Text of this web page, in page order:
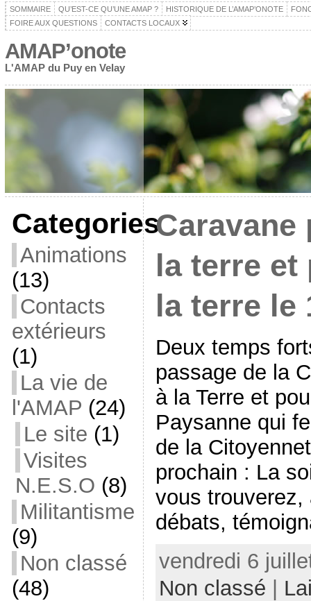
SOMMAIRE QU’EST-CE QU’UNE AMAP ? HISTORIQUE DE L’AMAP’ONOTE
FOIRE AUX QUESTIONS
CONTACTS LOCAUX
AMAP’onote
L'AMAP du Puy en Velay
Categories
Animations
(13)
Contacts
extérieurs
(1)
La vie de
l'AMAP (24)
Le site (1)
Visites
N.E.S.O (8)
Militantisme
(9)
Non classé
(48)
Caravane
la terre
la terre
Deux temps
passage de la
à la Terre et
Paysanne qui
de la
prochain : La
vous trouverez,
débats,
vendredi 6
Non classé |